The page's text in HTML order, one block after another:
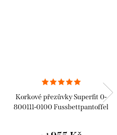
Korkové přezůvky Superfit 0-
800111-0100 Fussbettpantoffel